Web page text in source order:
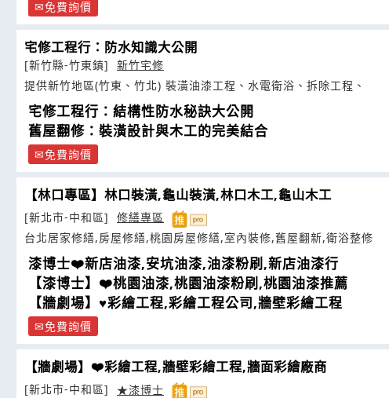
免費詢價
宅修工程行：防水知識大公開
[新竹縣-竹東鎮]
新竹宅修
提供新竹地區(竹東、竹北) 裝潢油漆工程、水電衛浴、拆除工程、
宅修工程行：結構性防水秘訣大公開
舊屋翻修：裝潢設計與木工的完美結合
免費詢價
【林口專區】林口裝潢,龜山裝潢,林口木工,龜山木工
[新北市-中和區]
修繕專區
台北居家修繕,房屋修繕,桃園房屋修繕,室內裝修,舊屋翻新,衛浴整修
漆博士❤️新店油漆,安坑油漆,油漆粉刷,新店油漆行
【漆博士】❤️桃園油漆,桃園油漆粉刷,桃園油漆推薦
【牆劇場】♥彩繪工程,彩繪工程公司,牆壁彩繪工程
免費詢價
【牆劇場】❤️彩繪工程,牆壁彩繪工程,牆面彩繪廠商
[新北市-中和區]
★漆博士